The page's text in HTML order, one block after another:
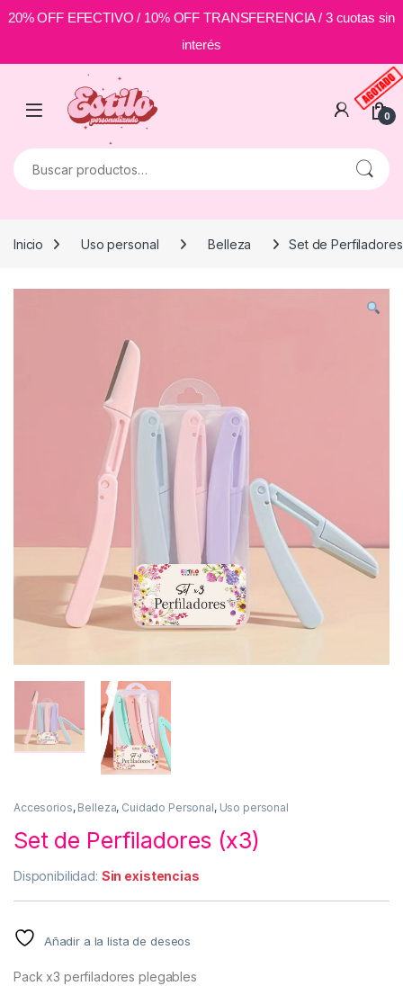
20% OFF EFECTIVO / 10% OFF TRANSFERENCIA / 3 cuotas sin
interés
Skip to navigation
0
Buscar por:
Inicio Uso personal Belleza Set de
Accesorios, Belleza, Cuidado Personal, Uso personal
Set de Perfiladores (x3)
Disponibilidad: Sin existencias
Añadir a la lista de deseos
Pack x3 perfiladores plegables